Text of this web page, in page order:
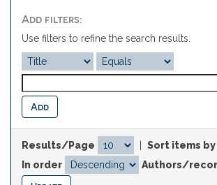
Add filters:
Use filters to refine the search results.
Results/Page
Sort items by
In order
Authors/